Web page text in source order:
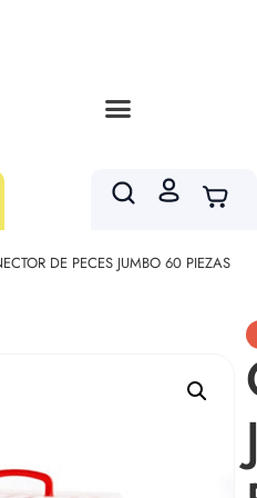
DE PECES JUMBO 60 PIEZAS